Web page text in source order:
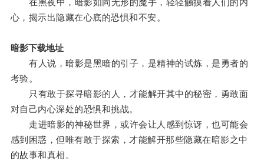
在黑夜中，暗影如同无形的魔手，轻轻触摸着人们的内
心，揭示出隐藏在心底的恐惧和不安。
暗影下载地址
有人说，暗影是黑暗的引子，是精神的试炼，是勇者的
考验。
只有敢于探寻暗影的人，才能解开其中的秘密，勇敢面
对自己内心深处的恐惧和挑战。
走进暗影的神秘世界，或许会让人感到惊讶，也可能会
感到困惑，但唯有敢于探索，才能解开那些隐藏在暗影之中
的故事和真相。